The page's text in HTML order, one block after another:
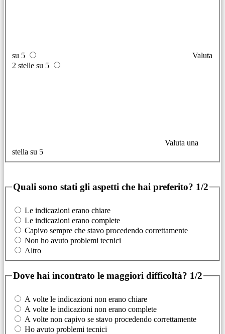
su 5
Valuta
2 stelle su 5
Valuta una
stella su 5
Quali sono stati gli aspetti che hai preferito? 1/2
Le indicazioni erano chiare
Le indicazioni erano complete
Capivo sempre che stavo procedendo correttamente
Non ho avuto problemi tecnici
Altro
Dove hai incontrato le maggiori difficoltà? 1/2
A volte le indicazioni non erano chiare
A volte le indicazioni non erano complete
A volte non capivo se stavo procedendo correttamente
Ho avuto problemi tecnici